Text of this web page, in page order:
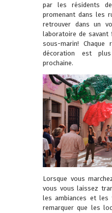
par les résidents
promenant dans les
retrouver dans un
laboratoire de savant
sous-marin! Chaque
décoration est
prochaine.
Lorsque vous
vous vous laissez
les ambiances et les
remarquer que les